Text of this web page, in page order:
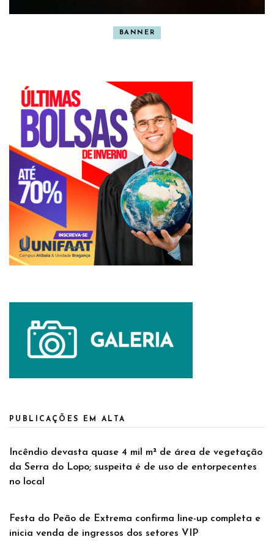
BANNER
PUBLICAÇÕES EM ALTA
Incêndio devasta quase 4 mil m² de área de vegetação
da Serra do Lopo; suspeita é de uso de entorpecentes
no local
Festa do Peão de Extrema confirma line-up completa e
inicia venda de ingressos dos setores VIP